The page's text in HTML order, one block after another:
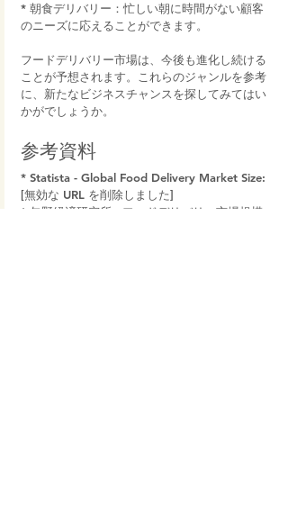
* 朝食デリバリー：忙しい朝に時間がない顧客
のニーズに応えることができます。
フードデリバリー市場は、今後も進化し続ける
ことが予想されます。これらのジャンルを参考
に、新たなビジネスチャンスを探してみてはい
かがでしょうか。
参考資料
* Statista - Global Food Delivery Market Size:
[無効な URL を削除しました]
* 矢野経済研究所 - フードデリバリー市場規模